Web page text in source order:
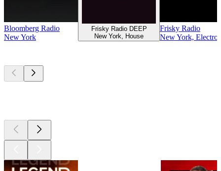
Bloomberg Radio
New York
Frisky Radio DEEP
New York, House
Frisky Radio
New York, Electro